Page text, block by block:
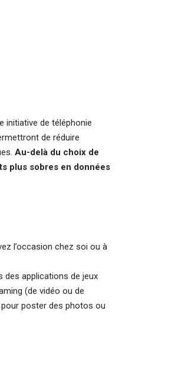
initiative de téléphonie
de réduire
Au-delà du choix de
plus sobres en données
l’occasion chez soi ou à
des applications de jeux
(de vidéo ou de
poster des photos ou